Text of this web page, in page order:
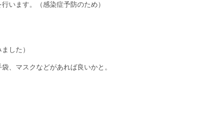
行います。（感染症予防のため）
した）
、マスクなどがあれば良いかと。